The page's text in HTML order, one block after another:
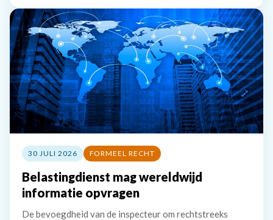
30 JULI 2026 FORMEEL RECHT
Belastingdienst mag wereldwijd
informatie opvragen
De bevoegdheid van de inspecteur om rechtstreeks